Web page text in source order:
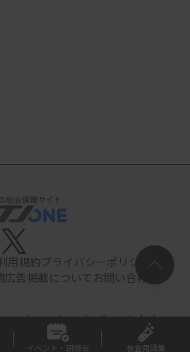
総合情報サイト
用規約プライバシーポリシー
広告掲載について お問い合わせ
contained in this site belong
images and photographs is
イベント・研修会 検査用語集